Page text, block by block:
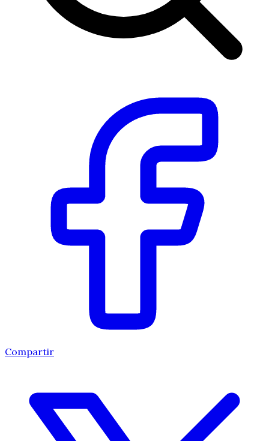
Compartir